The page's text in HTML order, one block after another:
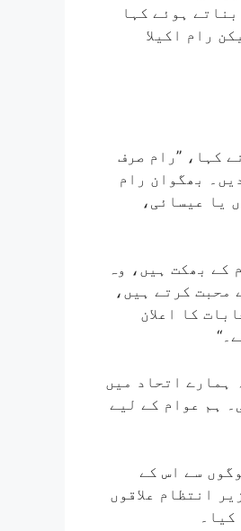
ہوئے کہا
رام اکیلا
کہا، ’’رام صرف
بھگوان رام
یا عیسائی،
کے بھکت ہیں، وہ
محبت کرتے ہیں،
کا اعلان
ہمارے اتحاد میں
ہم عوام کے لیے
سے اس کے
انتظام علاقوں
کیا۔